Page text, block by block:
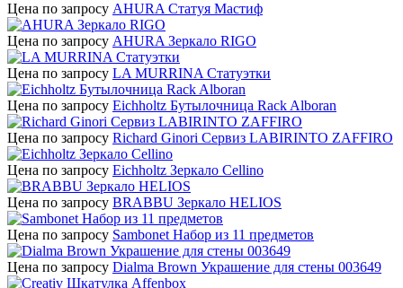
Цена по запросу AHURA Статуя Мастиф
Цена по запросу AHURA Зеркало RIGO
Цена по запросу LA MURRINA Статуэтки
Цена по запросу Eichholtz Бутылочница Rack Alboran
Цена по запросу Richard Ginori Сервиз LABIRINTO ZAFFIRO
Цена по запросу Eichholtz Зеркало Cellino
Цена по запросу BRABBU Зеркало HELIOS
Цена по запросу Sambonet Набор из 11 предметов
Цена по запросу Dialma Brown Украшение для стены 003649